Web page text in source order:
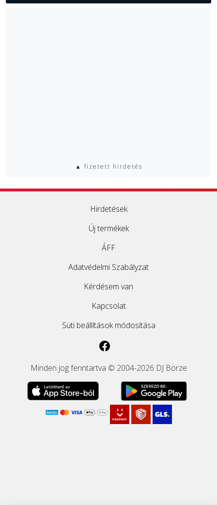
▲ fizetett hirdetés
Hirdetések
Új termékek
ÁFF
Adatvédelmi Szabályzat
Kérdésem van
Kapcsolat
Süti beállítások módosítása
Minden jog fenntartva © 2004-2026 DJ Börze